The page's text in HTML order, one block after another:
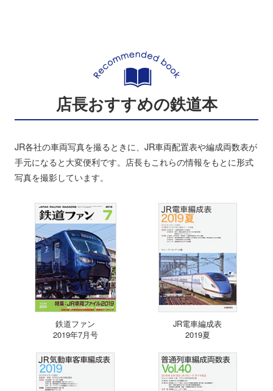
店長おすすめの鉄道本
JR各社の車両写真を撮るときに、JR車両配置表や編成両数表が
手元になると大変便利です。店長もこれらの情報をもとに形式
写真を撮影しています。
鉄道ファン
2019年7月号
JR電車編成表
2019夏